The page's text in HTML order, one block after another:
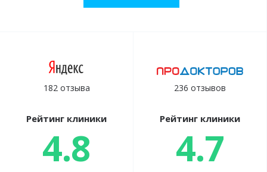
182 отзыва
Рейтинг клиники
4.8
236 отзывов
Рейтинг клиники
4.7